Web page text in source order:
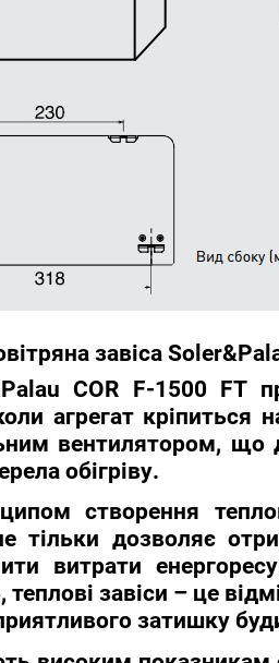
завіса
COR F-1500 FT
агрегат
вентилятором,
обігріву.
створення
тільки дозволяє
витрати
завіси – це
затишку